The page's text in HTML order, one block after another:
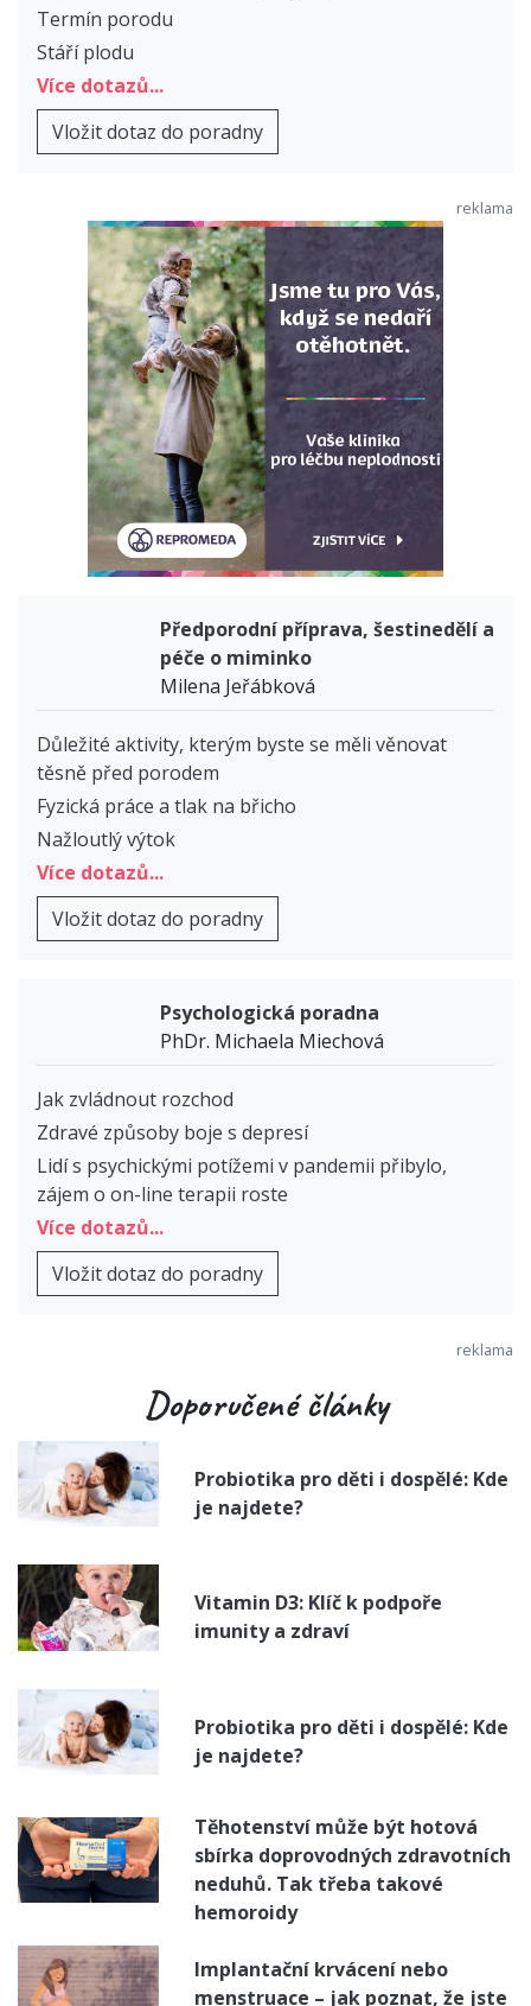
Termín porodu
Stáří plodu
Více dotazů...
Vložit dotaz do poradny
Předporodní příprava, šestinedělí a
péče o miminko
Milena Jeřábková
Důležité aktivity, kterým byste se měli věnovat
těsně před porodem
Fyzická práce a tlak na břicho
Nažloutlý výtok
Více dotazů...
Vložit dotaz do poradny
Psychologická poradna
PhDr. Michaela Miechová
Jak zvládnout rozchod
Zdravé způsoby boje s depresí
Lidí s psychickými potížemi v pandemii přibylo,
zájem o on-line terapii roste
Více dotazů...
Vložit dotaz do poradny
Doporučené články
Probiotika pro děti i dospělé: Kde
je najdete?
Vitamin D3: Klíč k podpoře
imunity a zdraví
Probiotika pro děti i dospělé: Kde
je najdete?
Těhotenství může být hotová
sbírka doprovodných zdravotních
neduhů. Tak třeba takové
hemoroidy
Implantační krvácení nebo
menstruace – jak poznat, že jste